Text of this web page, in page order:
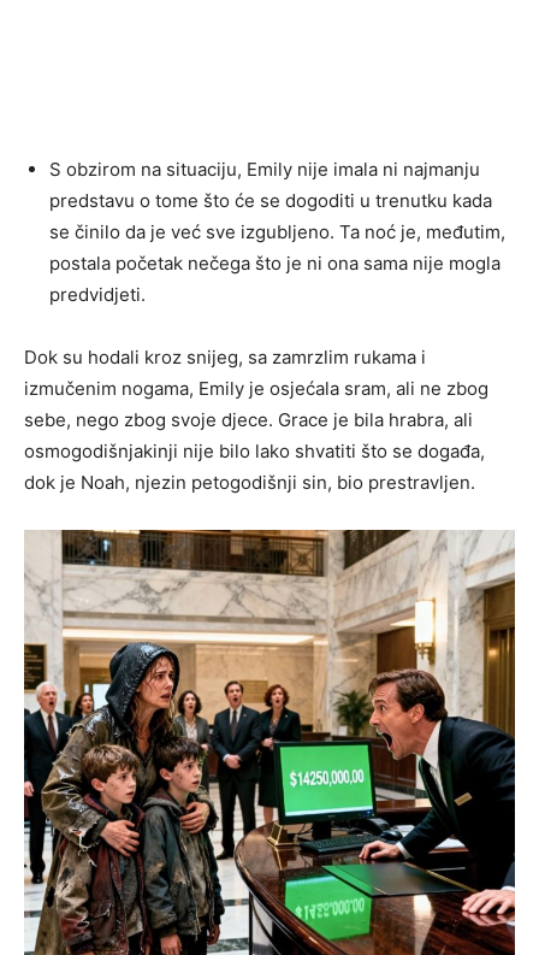
S obzirom na situaciju, Emily nije imala ni najmanju
predstavu o tome što će se dogoditi u trenutku kada
se činilo da je već sve izgubljeno. Ta noć je, međutim,
postala početak nečega što je ni ona sama nije mogla
predvidjeti.
Dok su hodali kroz snijeg, sa zamrzlim rukama i
izmučenim nogama, Emily je osjećala sram, ali ne zbog
sebe, nego zbog svoje djece. Grace je bila hrabra, ali
osmogodišnjakinji nije bilo lako shvatiti što se događa,
dok je Noah, njezin petogodišnji sin, bio prestravljen.